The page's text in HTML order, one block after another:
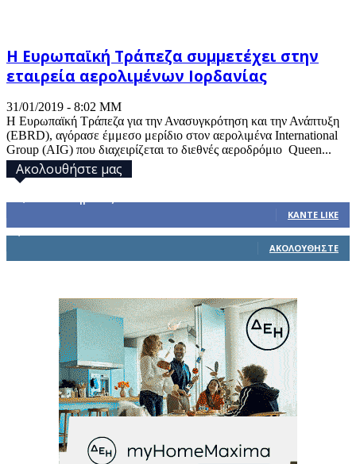
Η Ευρωπαϊκή Τράπεζα συμμετέχει στην
εταιρεία αερολιμένων Ιορδανίας
31/01/2019 - 8:02 ΜΜ
Η Ευρωπαϊκή Τράπεζα για την Ανασυγκρότηση και την Ανάπτυξη
(EBRD), αγόρασε έμμεσο μερίδιο στον αερολιμένα International
Group (AIG) που διαχειρίζεται το διεθνές αεροδρόμιο Queen...
Ακολουθήστε μας
ΚΆΝΤΕ LIKE
ΑΚΟΛΟΥΘΉΣΤΕ